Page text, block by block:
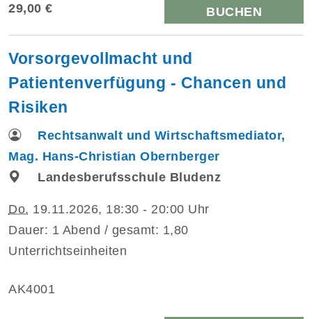
29,00 € BUCHEN
Vorsorgevollmacht und
Patientenverfügung - Chancen und
Risiken
Rechtsanwalt und Wirtschaftsmediator,
Mag. Hans-Christian Obernberger
Landesberufsschule Bludenz
Do. 19.11.2026, 18:30 - 20:00 Uhr
Dauer: 1 Abend / gesamt: 1,80
Unterrichtseinheiten
AK4001